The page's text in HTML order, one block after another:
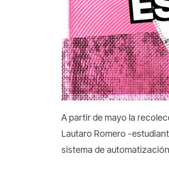
A partir de mayo la
Lautaro Romero -
sistema de